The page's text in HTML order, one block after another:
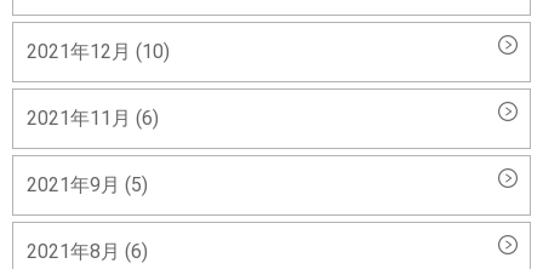
2021年12月 (10)
2021年11月 (6)
2021年9月 (5)
2021年8月 (6)